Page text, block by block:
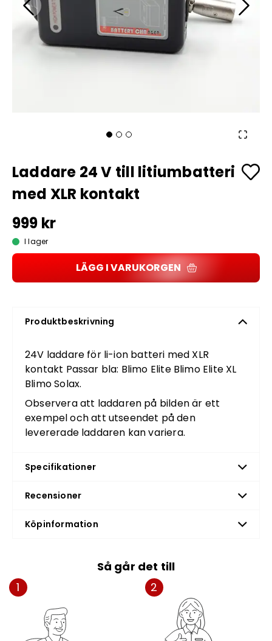
Laddare 24 V till litiumbatteri
med XLR kontakt
999 kr
I lager
LÄGG I VARUKORGEN
Produktbeskrivning
24V laddare för li-ion batteri med XLR
kontakt Passar bla: Blimo Elite Blimo Elite XL
Blimo Solax.
Observera att laddaren på bilden är ett
exempel och att utseendet på den
levererade laddaren kan variera.
Specifikationer
Recensioner
Köpinformation
Så går det till
1
2